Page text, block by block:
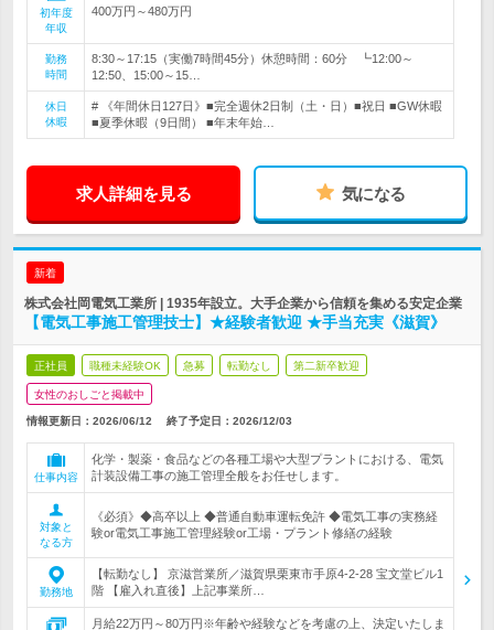
初年度
年収
400万円～480万円
勤務
時間
8:30～17:15（実働7時間45分）休憩時間：60分 ┗12:00～
12:50、15:00～15…
休日
休暇
# 《年間休日127日》■完全週休2日制（土・日）■祝日 ■GW休暇
■夏季休暇（9日間） ■年末年始…
求人詳細を見る 気になる
新着
株式会社岡電気工業所 | 1935年設立。大手企業から信頼を集める安定企業
【電気工事施工管理技士】★経験者歓迎 ★手当充実《滋賀》
正社員 職種未経験OK 急募 転勤なし 第二新卒歓迎
女性のおしごと掲載中
情報更新日：2026/06/12 終了予定日： 2026/12/03
仕事内容
化学・製薬・食品などの各種工場や大型プラントにおける、電気
計装設備工事の施工管理全般をお任せします。
対象と
なる方
《必須》◆高卒以上 ◆普通自動車運転免許 ◆電気工事の実務経
験or電気工事施工管理経験or工場・プラント修繕の経験
勤務地
【転勤なし】 京滋営業所／滋賀県栗東市手原4-2-28 宝文堂ビル1
階 【雇入れ直後】上記事業所…
月給22万円～80万円※年齢や経験などを考慮の上、決定いたしま